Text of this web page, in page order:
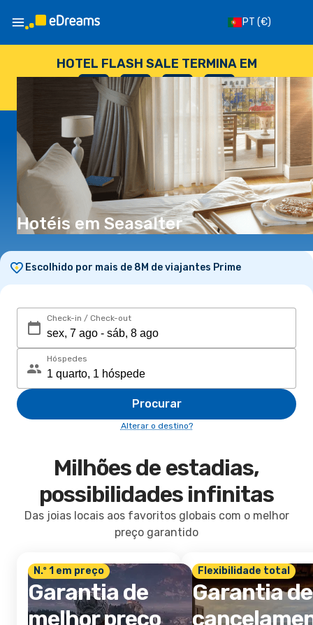
PT (€)
HOTEL FLASH SALE TERMINA EM
--
DIAS
: --
HORAS
: --
SEGUNDOS
Hotéis em Seasalter
Escolhido por mais de 8M de viajantes Prime
Check-in / Check-out
Hóspedes
Procurar
Alterar o destino?
Milhões de estadias,
possibilidades infinitas
Das joias locais aos favoritos globais com o melhor
preço garantido
N.º 1 em preço
Garantia de
melhor preço
Flexibilidade total
Garantia de